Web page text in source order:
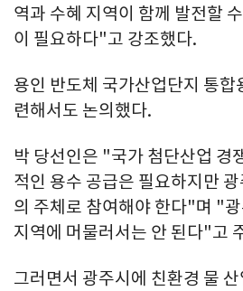
역과 수혜 지역이 함께 발전할
이 필요하다"고 강조했다.
용인 반도체 국가산업단지 통합
련해서도 논의했다.
박 당선인은 "국가 첨단산업 경
적인 용수 공급은 필요하지만
의 주체로 참여해야 한다"며 "
지역에 머물러서는 안 된다"고
그러면서 광주시에 친환경 물